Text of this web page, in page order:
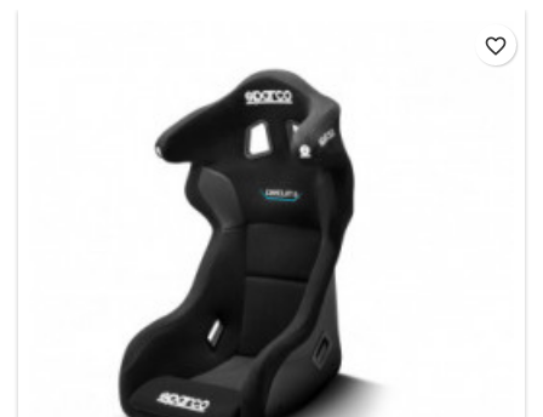
favorite_border